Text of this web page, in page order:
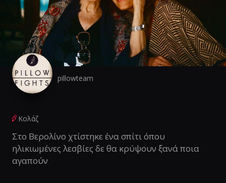
pillowteam
Κολάζ
Στο Βερολίνο χτίστηκε ένα σπίτι όπου
ηλικιωμένες λεσβίες δε θα κρύψουν ξανά ποια
αγαπούν